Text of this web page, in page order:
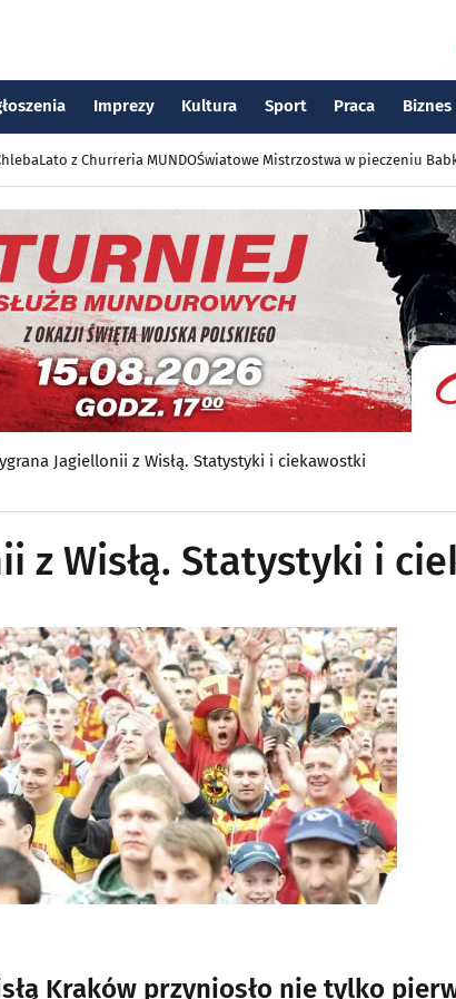
Imprezy Kultura Sport Praca Biznes
Lato z Churreria MUNDOŚwiatowe Mistrzostwa w pieczeniu
Jagiellonii z Wisłą. Statystyki i ciekawostki
z Wisłą. Statystyki i
Kraków przyniosło nie tylko